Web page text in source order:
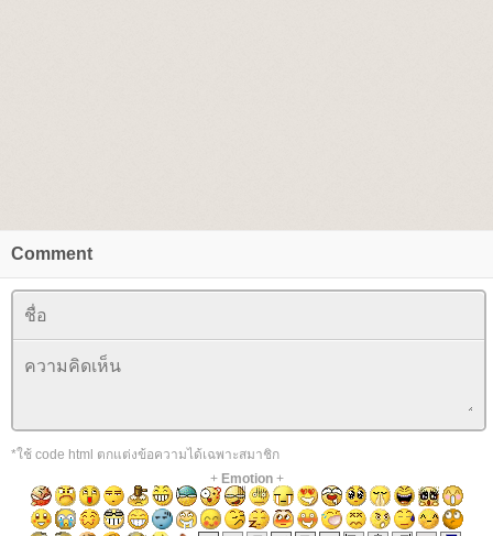
Comment
*ใช้ code html ตกแต่งข้อความได้เฉพาะสมาชิก
+ Emotion+